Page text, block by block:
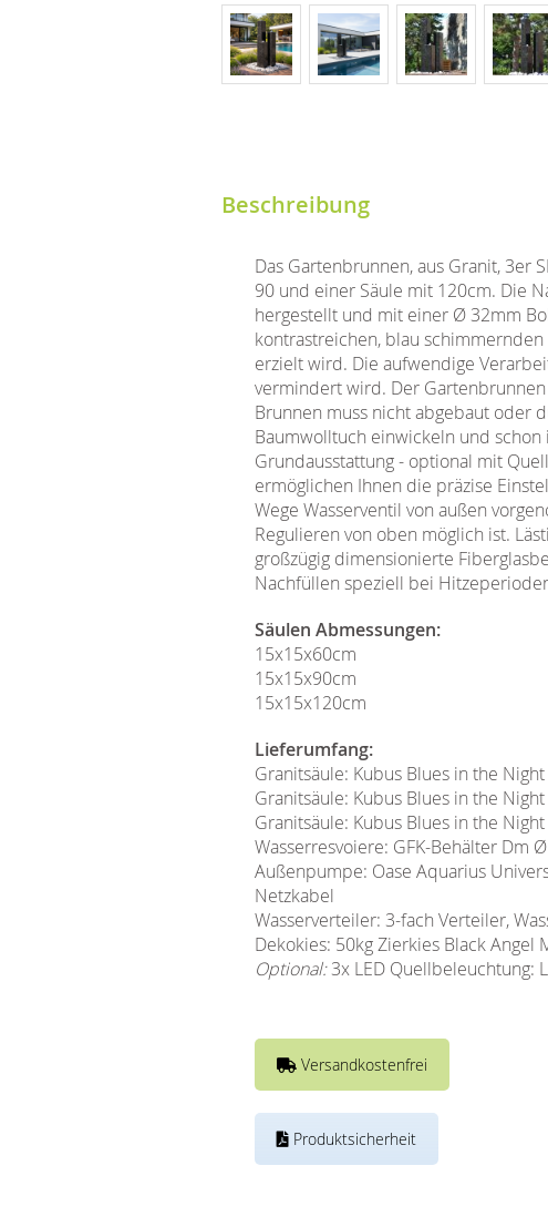
Beschreibung
Das Gartenbrunnen, aus Granit, 3er
90 und einer Säule mit 120cm. Die
hergestellt und mit einer Ø 32mm
kontrastreichen, blau
erzielt wird. Die aufwendige
vermindert wird. Der
Brunnen muss nicht abgebaut oder
Baumwolltuch einwickeln und
Grundausstattung - optional mit
ermöglichen Ihnen die präzise
Wege Wasserventil von außen
Regulieren von oben möglich ist.
großzügig dimensionierte
Nachfüllen speziell bei
Säulen Abmessungen:
15x15x60cm
15x15x90cm
15x15x120cm
Lieferumfang:
Granitsäule: Kubus Blues in the
Granitsäule: Kubus Blues in the
Granitsäule: Kubus Blues in the
Wasserresvoiere: GFK-Behälter Dm
Außenpumpe: Oase Aquarius
Netzkabel
Wasserverteiler: 3-fach Verteiler,
Dekokies: 50kg Zierkies Black Angel
Optional:3x LED Quellbeleuchtung:
Versandkostenfrei
Produktsicherheit